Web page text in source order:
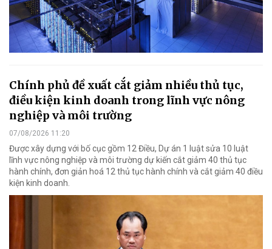
Chính phủ đề xuất cắt giảm nhiều thủ tục,
điều kiện kinh doanh trong lĩnh vực nông
nghiệp và môi trường
07/08/2026 11:20
Được xây dựng với bố cục gồm 12 Điều, Dự án 1 luật sửa 10 luật
lĩnh vực nông nghiệp và môi trường dự kiến cắt giảm 40 thủ tục
hành chính, đơn giản hoá 12 thủ tục hành chính và cắt giảm 40 điều
kiện kinh doanh.